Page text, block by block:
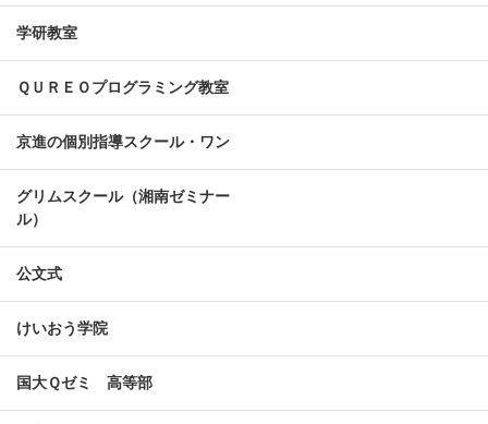
学研教室
ＱＵＲＥＯプログラミング教室
京進の個別指導スクール・ワン
グリムスクール（湘南ゼミナー
ル）
公文式
けいおう学院
国大Ｑゼミ 高等部